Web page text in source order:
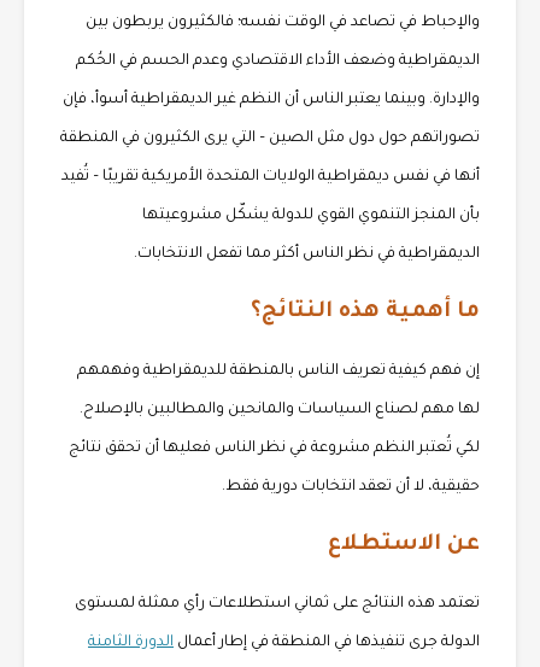
والإحباط في تصاعد في الوقت نفسه؛ فالكثيرون يربطون بين
الديمقراطية وضعف الأداء الاقتصادي وعدم الحسم في الحُكم
والإدارة. وبينما يعتبر الناس أن النظم غير الديمقراطية أسوأ، فإن
تصوراتهم حول دول مثل الصين – التي يرى الكثيرون في المنطقة
أنها في نفس ديمقراطية الولايات المتحدة الأمريكية تقريبًا – تُفيد
بأن المنجز التنموي القوي للدولة يشكّل مشروعيتها
الديمقراطية في نظر الناس أكثر مما تفعل الانتخابات.
ما أهمية هذه النتائج؟
إن فهم كيفية تعريف الناس بالمنطقة للديمقراطية وفهمهم
لها مهم لصناع السياسات والمانحين والمطالبين بالإصلاح.
لكي تُعتبر النظم مشروعة في نظر الناس فعليها أن تحقق نتائج
حقيقية، لا أن تعقد انتخابات دورية فقط.
عن الاستطلاع
تعتمد هذه النتائج على ثماني استطلاعات رأي ممثلة لمستوى
الدولة جرى تنفيذها في المنطقة في إطار أعمال الدورة الثامنة